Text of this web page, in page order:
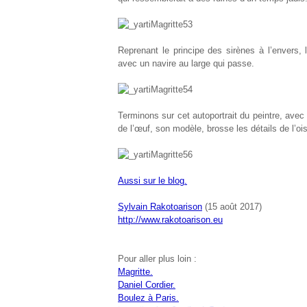
Reprenant le principe des sirènes à
avec un navire au large qui passe.
Terminons sur cet autoportrait du peintre,
de l’œuf, son modèle, brosse les détails de
Aussi sur le blog.
Sylvain Rakotoarison (15 août 2017)
http://www.rakotoarison.eu
Pour aller plus loin :
Magritte.
Daniel Cordier.
Boulez à Paris.